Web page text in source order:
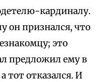
кардиналу.
он признался, что
это
предложил ему в
тот отказался. И